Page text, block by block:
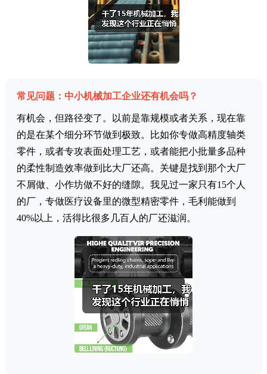
常见问题：中小机械加工企业还有机会吗？
有机会，但路径变了。以前是靠规模或者关系，现在靠
的是在某个细分环节做到极致。比如你专做高精度轴类
零件，或者专攻表面处理工艺，或者能把小批量多品种
的柔性制造效率做到比大厂还高。关键是找到那个大厂
不屑做、小作坊做不好的缝隙。我见过一家只有15个人
的厂，专做医疗设备里的微型精密零件，毛利能做到
40%以上，活得比很多几百人的厂还滋润。